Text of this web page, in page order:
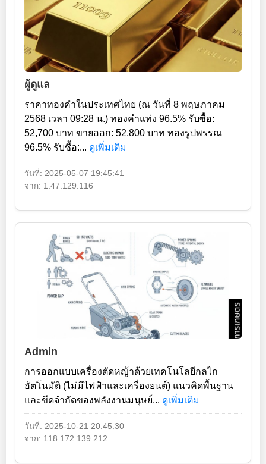
ผู้ดูแล
ราคาทองคำในประเทศไทย (ณ วันที่ 8 พฤษภาคม
2568 เวลา 09:28 น.) ทองคำแท่ง 96.5% รับซื้อ:
52,700 บาท ขายออก: 52,800 บาท ทองรูปพรรณ
96.5% รับซื้อ:... ดูเพิ่มเติม
วันที่: 2025-05-07 19:45:41
จาก: 1.47.129.116
Admin
การออกแบบเครื่องตัดหญ้าด้วยเทคโนโลยีกลไก
อัตโนมัติ (ไม่มีไฟฟ้าและเครื่องยนต์) แนวคิดพื้นฐาน
และขีดจำกัดของพลังงานมนุษย์... ดูเพิ่มเติม
วันที่: 2025-10-21 20:45:30
จาก: 118.172.139.212